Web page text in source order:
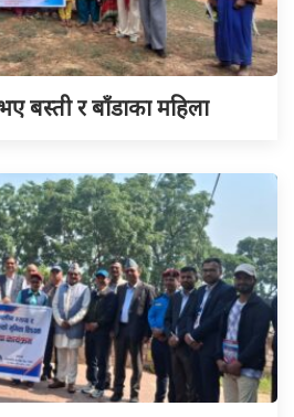
बस्ती र बाँडाका महिला